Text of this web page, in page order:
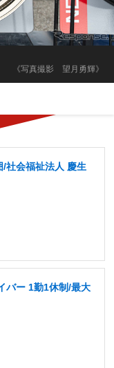
《写真撮影 望月勇輝》
社会福祉法人 慶生
バー 1勤1休制/最大